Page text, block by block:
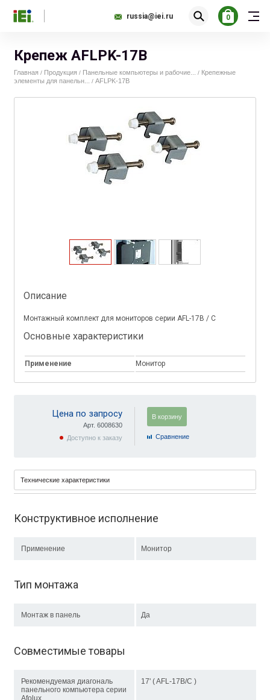
russia@iei.ru 0
Крепеж AFLPK-17B
Главная / Продукция / Панельные компьютеры и рабочие... / Крепежные
элементы для панельн...
/ AFLPK-17B
Описание
Монтажный комплект для мониторов серии AFL-17B / C
Основные характеристики
Применение Монитор
Цена по запросу
Арт. 6008630
Доступно к заказу
В корзину
Cравнение
Технические характеристики
Конструктивное исполнение
Применение Монитор
Тип монтажа
Монтаж в панель Да
Совместимые товары
Рекомендуемая диагональ
панельного компьютера серии
Afolux
17' ( AFL-17B/C )